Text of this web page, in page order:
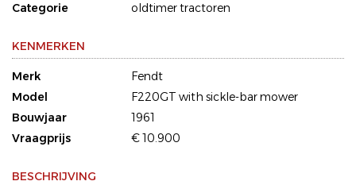
Categorie
oldtimer tractoren
KENMERKEN
Merk
Fendt
Model
F220GT with sickle-bar mower
Bouwjaar
1961
Vraagprijs
€ 10.900
BESCHRIJVING